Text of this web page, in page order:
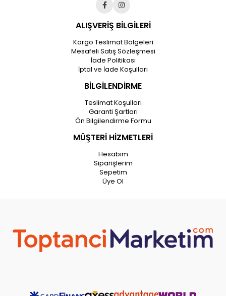
ALIŞVERİŞ BİLGİLERİ
Kargo Teslimat Bölgeleri
Mesafeli Satış Sözleşmesi
İade Politikası
İptal ve İade Koşulları
BİLGİLENDİRME
Teslimat Koşulları
Garanti Şartları
Ön Bilgilendirme Formu
MÜŞTERİ HİZMETLERİ
Hesabım
Siparişlerim
Sepetim
Üye Ol